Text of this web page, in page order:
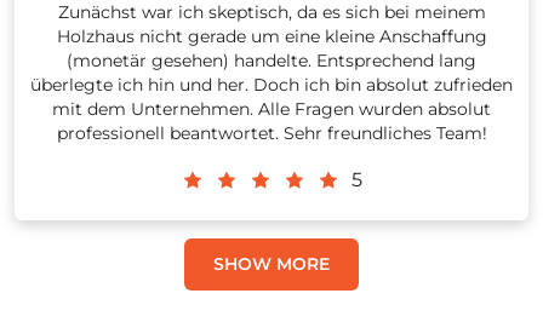
Zunächst war ich skeptisch, da es sich bei meinem
Holzhaus nicht gerade um eine kleine Anschaffung
(monetär gesehen) handelte. Entsprechend lang
überlegte ich hin und her. Doch ich bin absolut zufrieden
mit dem Unternehmen. Alle Fragen wurden absolut
professionell beantwortet. Sehr freundliches Team!
5
SHOW MORE